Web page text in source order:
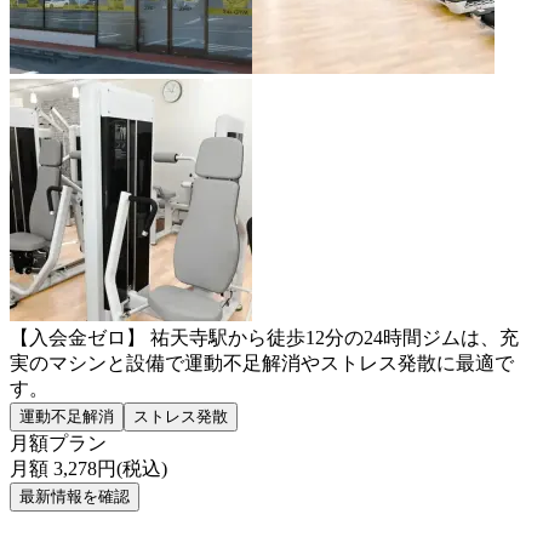
【入会金ゼロ】 祐天寺駅から徒歩12分の24時間ジムは、充
実のマシンと設備で運動不足解消やストレス発散に最適で
す。
運動不足解消 ストレス発散
月額プラン
月額 3,278円(税込)
最新情報を確認